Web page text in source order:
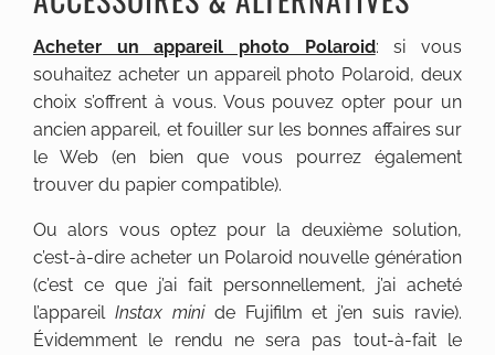
Acheter un appareil photo Polaroid: si vous
souhaitez acheter un appareil photo Polaroid, deux
choix s’offrent à vous. Vous pouvez opter pour un
ancien appareil, et fouiller sur les bonnes affaires sur
le Web (en bien que vous pourrez également
trouver du papier compatible).
Ou alors vous optez pour la deuxième solution,
c’est-à-dire acheter un Polaroid nouvelle génération
(c’est ce que j’ai fait personnellement, j’ai acheté
l’appareil Instax minide Fujifilm et j’en suis ravie).
Évidemment le rendu ne sera pas tout-à-fait le